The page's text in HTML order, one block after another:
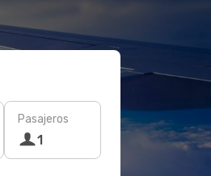
Pasajeros
1